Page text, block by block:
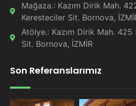
Mağaza.: Kazım Dirik Mah.
Keresteciler Sit. Bornova,
Atölye.: Kazım Dirik Mah.
Sit. Bornova, İZMİR
Son Referanslarımız